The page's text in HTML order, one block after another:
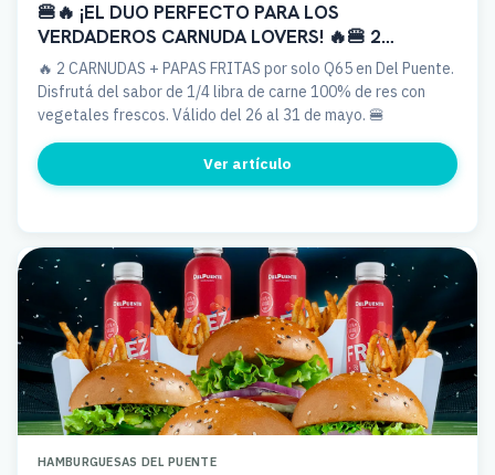
🍔🔥 ¡EL DUO PERFECTO PARA LOS
VERDADEROS CARNUDA LOVERS! 🔥🍔 2
Carnudas + Papas por Q65
🔥 2 CARNUDAS + PAPAS FRITAS por solo Q65 en Del Puente.
Disfrutá del sabor de 1/4 libra de carne 100% de res con
vegetales frescos. Válido del 26 al 31 de mayo. 🍔
Ver artículo
HAMBURGUESAS DEL PUENTE